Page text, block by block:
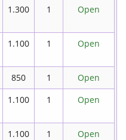
1.300 1 Open
1.100 1 Open
850 1
Open
1.100 1 Open
1.100 1 Open